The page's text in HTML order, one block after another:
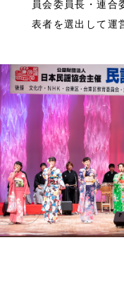
員会委員長・連合
表者を選出して運